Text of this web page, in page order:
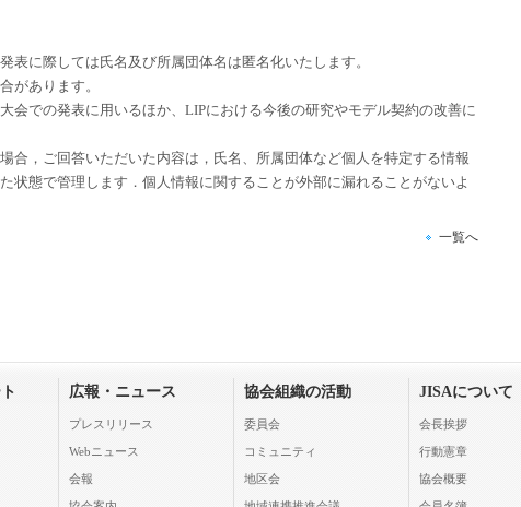
表に際しては氏名及び所属団体名は匿名化いたします。
があります。
会での発表に用いるほか、LIPにおける今後の研究やモデル契約の改善に
合，ご回答いただいた内容は，氏名、所属団体など個人を特定する情報
状態で管理します．個人情報に関することが外部に漏れることがないよ
一覧へ
広報・ニュース
プレスリリース
Webニュース
会報
協会組織の活動
委員会
コミュニティ
地区会
JISAについて
会長挨拶
行動憲章
協会概要